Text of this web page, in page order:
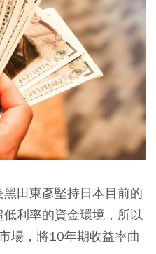
田東彥堅持日本目前的
利率的資金環境，所以
場，將10年期收益率曲